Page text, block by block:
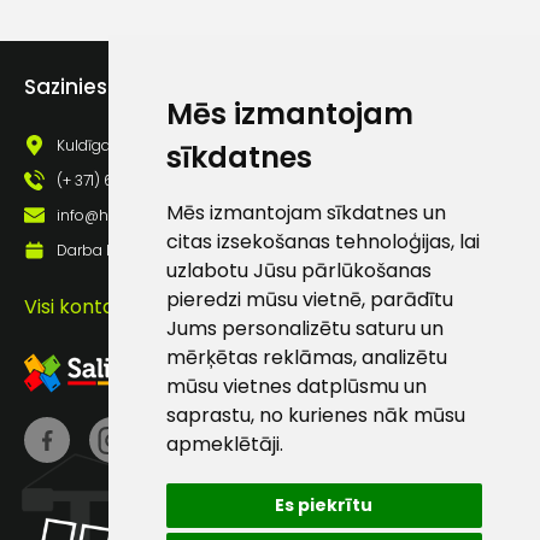
Mēs izmantojam
sīkdatnes
Mēs izmantojam sīkdatnes un
citas izsekošanas tehnoloģijas, lai
uzlabotu Jūsu pārlūkošanas
pieredzi mūsu vietnē, parādītu
Jums personalizētu saturu un
mērķētas reklāmas, analizētu
mūsu vietnes datplūsmu un
saprastu, no kurienes nāk mūsu
apmeklētāji.
Es piekrītu
Sazinies ar mums
Kuldīgas iela 69a, Saldus, Saldus nov., LV - 3801
(+ 371) 63 881 186
info@hards.lv
Darba laiks: Darbadienās: 8:00 - 17:00
Visi kontakti
8:00 – 17:00
(+371) 63 881
186
info@hards.lv